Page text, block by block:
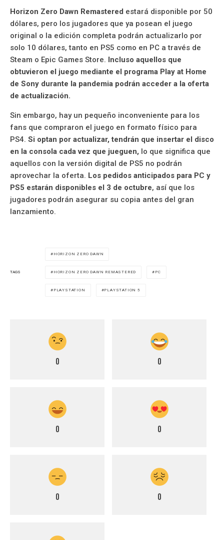
Horizon Zero Dawn Remastered estará disponible por 50
dólares, pero los jugadores que ya posean el juego
original o la edición completa podrán actualizarlo por
solo 10 dólares, tanto en PS5 como en PC a través de
Steam o Epic Games Store. Incluso aquellos que
obtuvieron el juego mediante el programa Play at Home
de Sony durante la pandemia podrán acceder a la oferta
de actualización.
Sin embargo, hay un pequeño inconveniente para los
fans que compraron el juego en formato físico para
PS4. Si optan por actualizar, tendrán que insertar el disco
en la consola cada vez que jueguen, lo que significa que
aquellos con la versión digital de PS5 no podrán
aprovechar la oferta. Los pedidos anticipados para PC y
PS5 estarán disponibles el 3 de octubre, así que los
jugadores podrán asegurar su copia antes del gran
lanzamiento.
TAGS
HORIZON ZERO DAWN
HORIZON ZERO DAWN REMASTERED PC
PLAYSTATION PLAYSTATION 5
0 0
0 0
0 0